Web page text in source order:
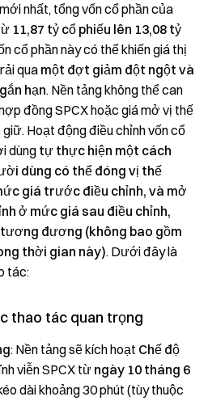
nhất, tổng vốn cổ phần của
11,87 tỷ cổ phiếu lên 13,08 tỷ
cổ phần này có thể khiến giá thị
quamột đợt giảm đột ngột và
hạn. Nền tảng không thể can
đồng SPCX hoặc giá mở vị thế
Hoạt động điều chỉnh vốn cổ
dùng tự thực hiện một cách
dùng có thể đóng vị thế
giá trước điều chỉnh, và mở
ở mức giá sau điều chỉnh,
đương (không bao gồm
thời gian này). Dưới đây là
tác:
thao tác quan trọng
: Nền tảng sẽ kích hoạt Chế độ
viễn SPCX từ ngày 10 tháng 6
dài khoảng 30 phút (tùy thuộc